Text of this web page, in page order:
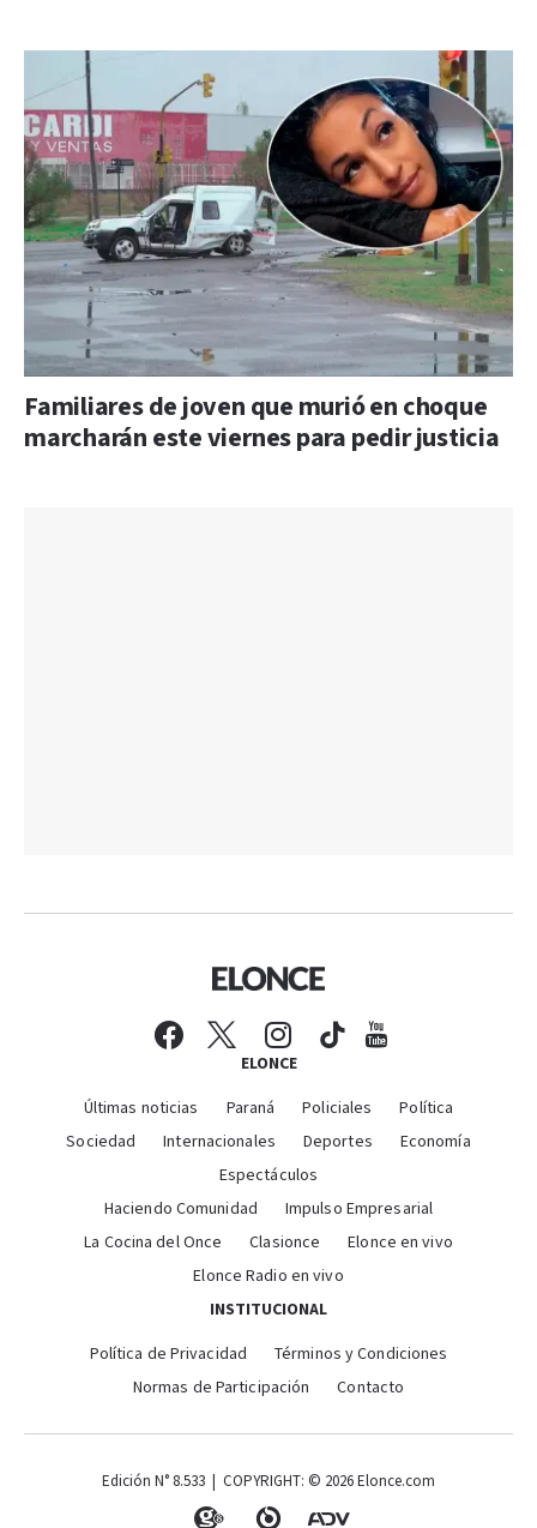
Familiares de joven que murió en choque
marcharán este viernes para pedir justicia
ELONCE
Últimas noticias Paraná Policiales
Política
Sociedad
Internacionales Deportes
Economía
Espectáculos
Haciendo Comunidad
Impulso Empresarial
La Cocina del Once
Clasionce
Elonce en vivo
Elonce Radio en vivo
INSTITUCIONAL
Política de Privacidad
Términos y Condiciones
Normas de Participación
Contacto
Edición N° 8.533 | COPYRIGHT: © 2026 Elonce.com